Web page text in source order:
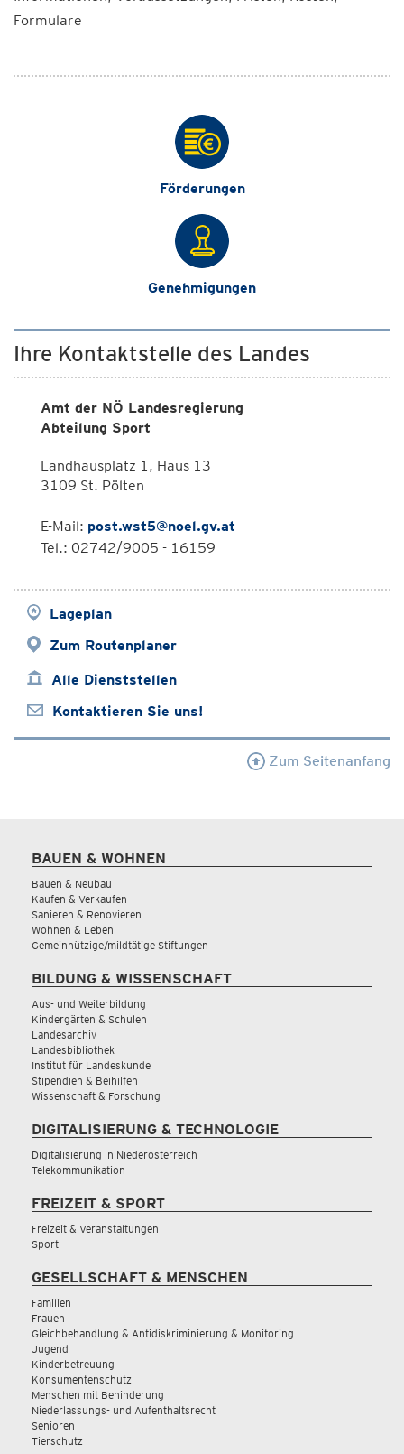
Formulare
Förderungen
Genehmigungen
Ihre Kontaktstelle des Landes
Amt der NÖ Landesregierung
Abteilung Sport
Landhausplatz 1, Haus 13
3109 St. Pölten
E-Mail: post.wst5@noel.gv.at
Tel.: 02742/9005 - 16159
Lageplan
Zum Routenplaner
Alle Dienststellen
Kontaktieren Sie uns!
Zum Seitenanfang
BAUEN & WOHNEN
Bauen & Neubau
Kaufen & Verkaufen
Sanieren & Renovieren
Wohnen & Leben
Gemeinnützige/mildtätige Stiftungen
BILDUNG & WISSENSCHAFT
Aus- und Weiterbildung
Kindergärten & Schulen
Landesarchiv
Landesbibliothek
Institut für Landeskunde
Stipendien & Beihilfen
Wissenschaft & Forschung
DIGITALISIERUNG & TECHNOLOGIE
Digitalisierung in Niederösterreich
Telekommunikation
FREIZEIT & SPORT
Freizeit & Veranstaltungen
Sport
GESELLSCHAFT & MENSCHEN
Familien
Frauen
Gleichbehandlung & Antidiskriminierung & Monitoring
Jugend
Kinderbetreuung
Konsumentenschutz
Menschen mit Behinderung
Niederlassungs- und Aufenthaltsrecht
Senioren
Tierschutz